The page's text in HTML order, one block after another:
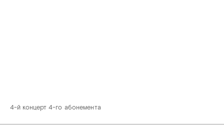
4-й концерт 4-го абонемента